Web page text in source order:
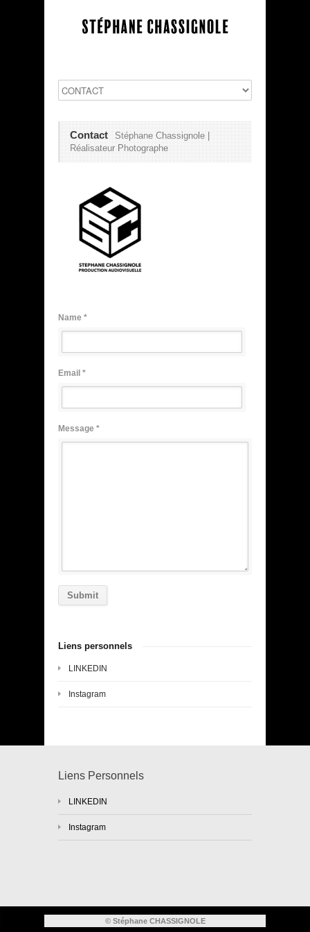
Contact
Stéphane Chassignole |
Réalisateur Photographe
Name *
Email *
Message *
Submit
Liens personnels
LINKEDIN
Instagram
Liens Personnels
LINKEDIN
Instagram
© Stéphane CHASSIGNOLE